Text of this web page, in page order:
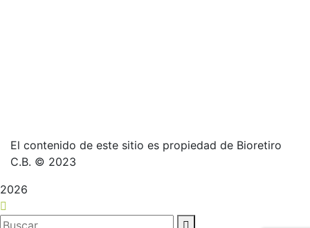
El contenido de este sitio es propiedad de Bioretiro
C.B. © 2023
2026